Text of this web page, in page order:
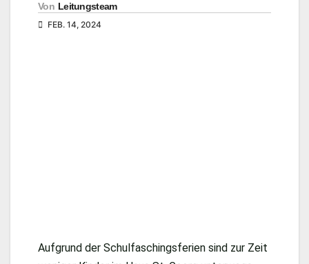
Von Leitungsteam
FEB. 14, 2024
Aufgrund der Schulfaschingsferien sind zur Zeit